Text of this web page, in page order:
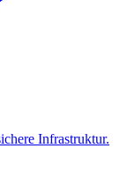
Infrastruktur.